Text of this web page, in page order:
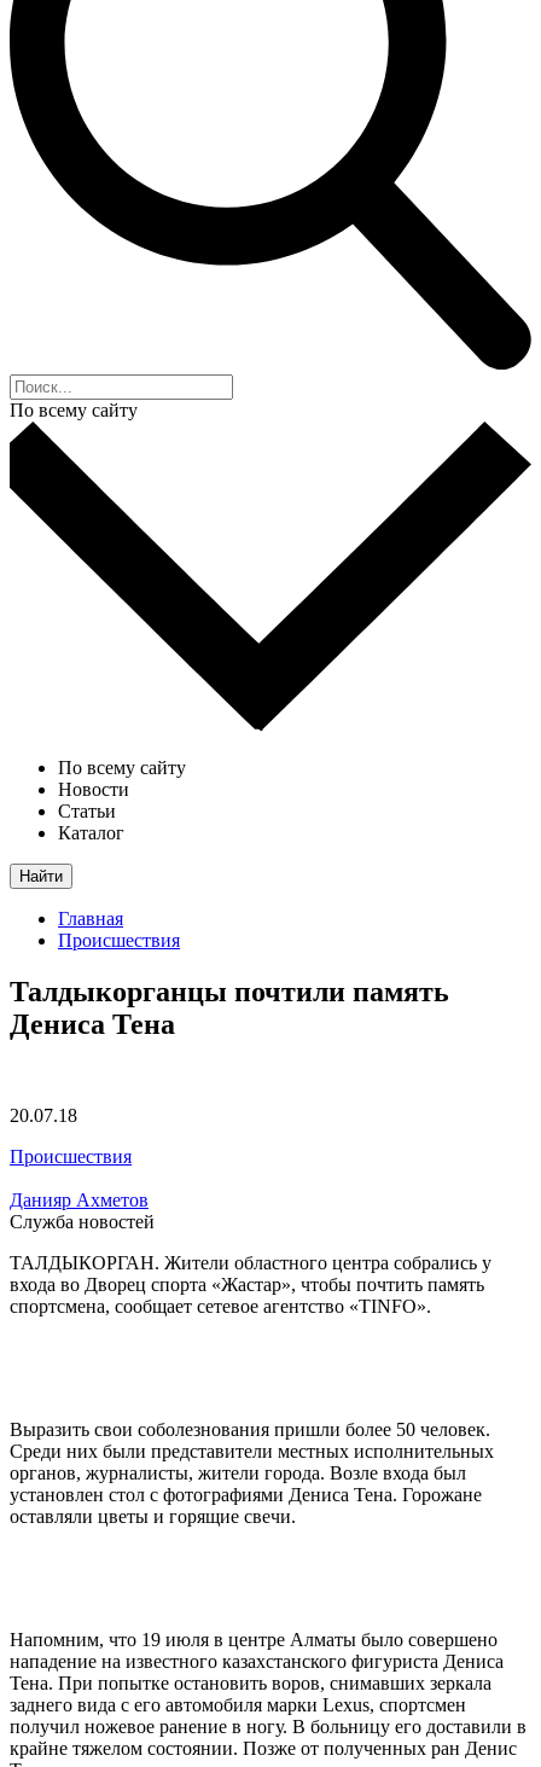
По всему сайту
По всему сайту
Новости
Статьи
Каталог
Найти
Главная
Происшествия
Талдыкорганцы почтили память
Дениса Тена
20.07.18
Происшествия
Данияр Ахметов
Служба новостей
ТАЛДЫКОРГАН. Жители областного центра собрались у
входа во Дворец спорта «Жастар», чтобы почтить память
спортсмена, сообщает сетевое агентство «TINFO».
Выразить свои соболезнования пришли более 50 человек.
Среди них были представители местных исполнительных
органов, журналисты, жители города. Возле входа был
установлен стол с фотографиями Дениса Тена. Горожане
оставляли цветы и горящие свечи.
Напомним, что 19 июля в центре Алматы было совершено
нападение на известного казахстанского фигуриста Дениса
Тена. При попытке остановить воров, снимавших зеркала
заднего вида с его автомобиля марки Lexus, спортсмен
получил ножевое ранение в ногу. В больницу его доставили в
крайне тяжелом состоянии. Позже от полученных ран Денис